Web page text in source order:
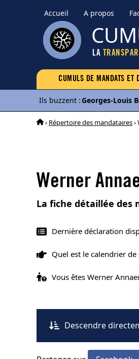
Accueil A propos
LA
CUMULS DE MANDATS ET
Ils buzzent :Georges-Louis
› Répertoire des mandataires›
Werner
La fiche détaillée des
Dernière déclaration
Quel est le calendrier
Vous êtes Werner
Descendre